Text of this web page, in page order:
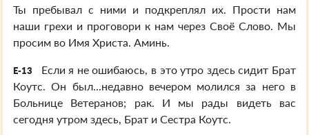
Ты пребывал с ними и подкреплял их. Прости нам
наши грехи и проговори к нам через Своё Слово. Мы
просим во Имя Христа. Аминь.
E-13
Если я не ошибаюсь, в это утро здесь сидит Брат
Коутс. Он был...недавно вечером молился за него в
Больнице Ветеранов; рак. И мы рады видеть вас
сегодня утром здесь, Брат и Сестра Коутс.